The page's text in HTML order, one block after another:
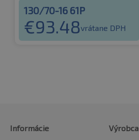
130/70-16 61P
€93.48vrátane DPH
Informácie
Výrobca